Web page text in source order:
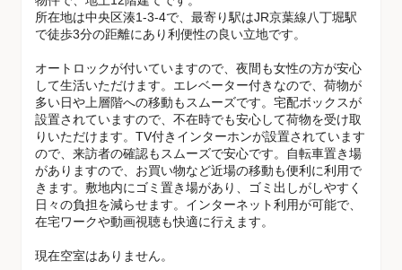
所在地は中央区湊1-3-4で、最寄り駅はJR京葉線八丁堀駅
で徒歩3分の距離にあり利便性の良い立地です。
オートロックが付いていますので、夜間も女性の方が安心
して生活いただけます。エレベーター付きなので、荷物が
多い日や上層階への移動もスムーズです。宅配ボックスが
設置されていますので、不在時でも安心して荷物を受け取
りいただけます。TV付きインターホンが設置されています
ので、来訪者の確認もスムーズで安心です。自転車置き場
がありますので、お買い物など近場の移動も便利に利用で
きます。敷地内にゴミ置き場があり、ゴミ出しがしやすく
日々の負担を減らせます。インターネット利用が可能で、
在宅ワークや動画視聴も快適に行えます。
現在空室はありません。